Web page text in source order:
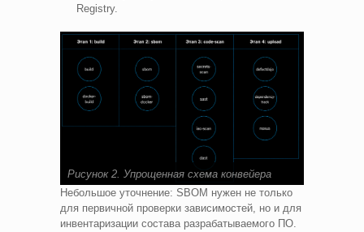
Registry.
Рисунок 2. Упрощенная схема конвейера
Небольшое уточнение: SBOM нужен не только
для первичной проверки зависимостей, но и для
инвентаризации состава разрабатываемого ПО.